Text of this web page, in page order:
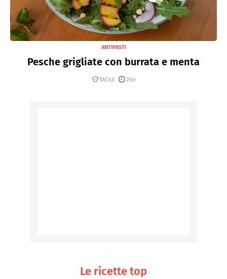
ANTIPASTI
Pesche grigliate con burrata e menta
FACILE 25m
Le ricette top